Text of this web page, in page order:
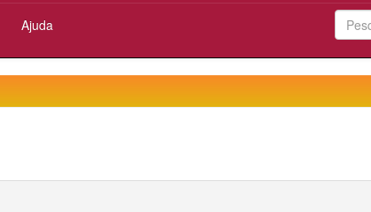
Ajuda